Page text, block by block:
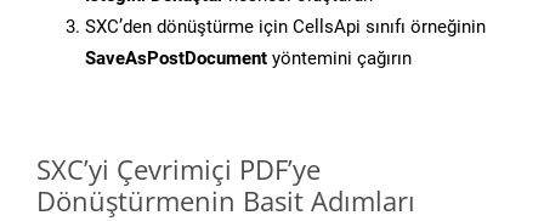
SXC’den dönüştürme için CellsApi sınıfı örneğinin
SaveAsPostDocument yöntemini çağırın
SXC’yi Çevrimiçi PDF’ye
Dönüştürmenin Basit Adımları